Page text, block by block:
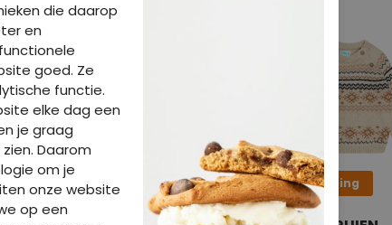
40-50-60% korting 40% korting
die daarop
en
goed. Ze
functie.
elke dag een
je graag
Daarom
om je
onze website
op een